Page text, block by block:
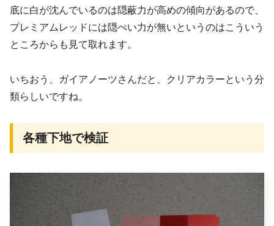
底に白が沈んでいるのは隠蔽力が高めの傾向があるので、
プレミアムレッドには隠ぺい力が無いというのはこういう
ところからも見て取れます。
いちおう、ガイアノーツさんだと、クリアカラーという分
類らしいですね。
各種下地で検証